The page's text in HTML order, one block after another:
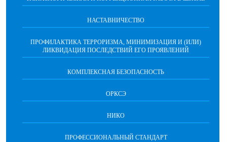
НАСТАВНИЧЕСТВО
ПРОФИЛАКТИКА ТЕРРОРИЗМА, МИНИМИЗАЦИЯ И (ИЛИ)
ЛИКВИДАЦИЯ ПОСЛЕДСТВИЙ ЕГО ПРОЯВЛЕНИЙ
КОМПЛЕКСНАЯ БЕЗОПАСНОСТЬ
ОРКСЭ
НИКО
ПРОФЕССИОНАЛЬНЫЙ СТАНДАРТ